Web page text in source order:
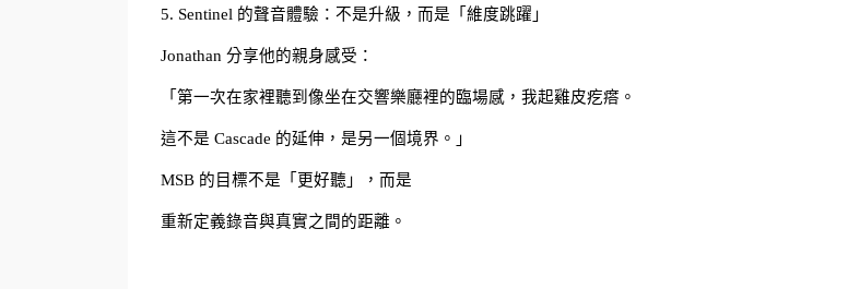
5. Sentinel 的聲音體驗：不是升級，而是「維度跳躍」
Jonathan 分享他的親身感受：
「第一次在家裡聽到像坐在交響樂廳裡的臨場感，我起雞皮疙瘩。
這不是 Cascade 的延伸，是另一個境界。」
MSB 的目標不是「更好聽」，而是
重新定義錄音與真實之間的距離。